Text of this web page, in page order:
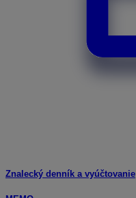
Znalecký denník a vyúčtovanie